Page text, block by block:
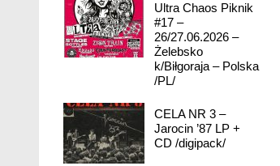
Ultra Chaos Piknik
#17 –
26/27.06.2026 –
Żelebsko
k/Biłgoraja – Polska
/PL/
CELA NR 3 –
Jarocin ’87 LP +
CD /digipack/